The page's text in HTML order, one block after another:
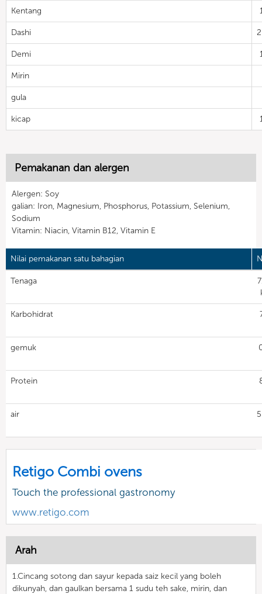
Kentang
Dashi
Demi
Mirin
gula
kicap
Pemakanan dan alergen
Alergen: Soy
galian: Iron, Magnesium, Phosphorus, Potassium, Selenium,
Sodium
Vitamin: Niacin, Vitamin B12, Vitamin E
Nilai pemakanan satu bahagian
Tenaga
Karbohidrat
gemuk
Protein
air
Retigo Combi ovens
Touch the professional gastronomy
www.retigo.com
Arah
1.Cincang sotong dan sayur kepada saiz kecil yang boleh
dikunyah, dan gaulkan bersama 1 sudu teh sake, mirin, dan